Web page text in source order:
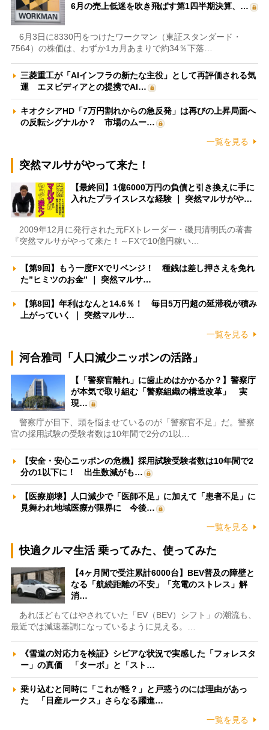
6月の売上低迷を吹き飛ばす第1四半期決算、…
6月3日に8330円をつけたワークマン（東証スタンダード・
7564）の株価は、わずか1カ月あまりで約34％下落…
三菱重工が「AIインフラの新たな主役」として再評価される気
運 エヌビディアとの提携でAI…
キオクシアHD「7万円割れからの急反発」は再びの上昇局面へ
の反転シグナルか？ 市場のムー…
一覧を見る
突然マルサがやって来た！
【最終回】1億6000万円の負債と引き換えに手に
入れたプライスレスな経験 ｜ 突然マルサがや…
2009年12月に発行された元FXトレーダー・磯貝清明氏の著書
『突然マルサがやって来た！～FXで10億円稼い…
【第9回】もう一度FXでリベンジ！ 種銭は差し押さえを免れ
た”ヒミツのお金” ｜ 突然マルサ…
【第8回】年利はなんと14.6％！ 毎日5万円超の延滞税が積み
上がっていく ｜ 突然マルサ…
一覧を見る
河合雅司「人口減少ニッポンの活路」
【「警察官離れ」に歯止めはかかるか？】警察庁
が本気で取り組む「警察組織の構造改革」 実
現…
警察庁が目下、頭を悩ませているのが「警察官不足」だ。警察
官の採用試験の受験者数は10年間で2分の1以…
【安全・安心ニッポンの危機】採用試験受験者数は10年間で2
分の1以下に！ 出生数減がも…
【医療崩壊】人口減少で「医師不足」に加えて「患者不足」に
見舞われ地域医療が限界に 今後…
一覧を見る
快適クルマ生活 乗ってみた、使ってみた
【4ヶ月間で受注累計6000台】BEV普及の障壁と
なる「航続距離の不安」「充電のストレス」解
消…
あれほどもてはやされていた「EV（BEV）シフト」の潮流も、
最近では減速基調になっているように見える。…
《雪道の対応力を検証》シビアな状況で実感した「フォレスタ
ー」の真価 「ターボ」と「スト…
乗り込むと同時に「これが軽？」と戸惑うのには理由があっ
た 「日産ルークス」さらなる躍進…
一覧を見る